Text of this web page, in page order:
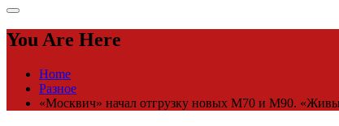
You Are Here
Home
Разное
«Москвич» начал отгрузку новых М70 и М90.